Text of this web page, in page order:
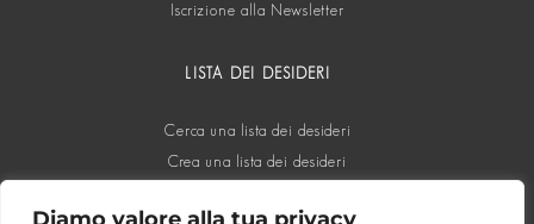
Iscrizione alla Newsletter
LISTA DEI DESIDERI
Cerca una lista dei desideri
Crea una lista dei desideri